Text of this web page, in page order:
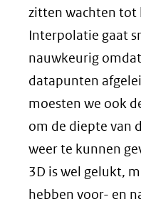
zitten wachten tot
Interpolatie gaat
nauwkeurig
datapunten
moesten we ook
om de diepte van
weer te kunnen
3D is wel gelukt,
hebben voor- en